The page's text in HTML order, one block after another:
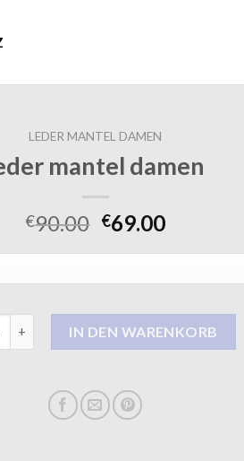
LEDER MANTEL DAMEN
mantel damen
€90.00 €69.00
IN DEN WARENKORB